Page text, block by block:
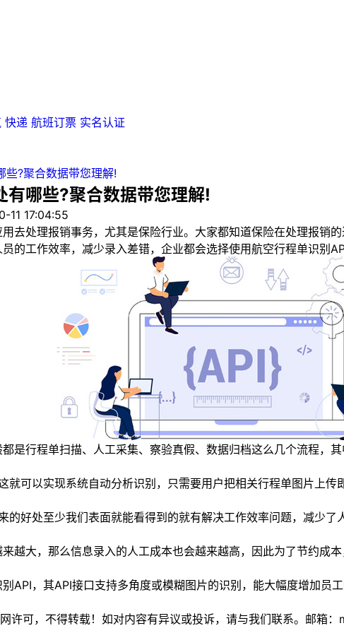
快递 航班订票 实名认证
些?聚合数据带您理解!
有哪些?聚合数据带您理解!
11 17:04:55
处理报销事务，尤其是保险行业。大家都知道保险在处理报销
的工作效率，减少录入差错，企业都会选择使用航空行程单识别
行程单扫描、人工采集、察验真假、数据归档这么几个流程，
可以实现系统自动分析识别，只需要用户把相关行程单图片上传
好处至少我们表面就能看得到的就有解决工作效率问题，减少了
大，那么信息录入的人工成本也会越来越高，因此为了节约成
，其API接口支持多角度或模糊图片的识别，能大幅度增加员
许可，不得转载！如对内容有异议或投诉，请与我们联系。邮箱